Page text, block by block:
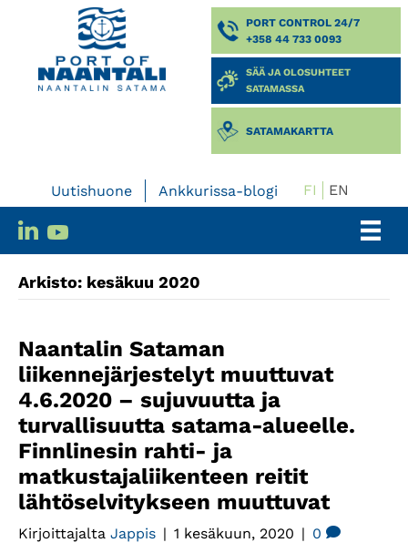
PORT CONTROL 24/7
+358 44 733 0093
SÄÄ JA OLOSUHTEET
SATAMASSA
SATAMAKARTTA
Uutishuone Ankkurissa-blogi FI EN
Arkisto: kesäkuu 2020
Naantalin Sataman
liikennejärjestelyt muuttuvat
4.6.2020 – sujuvuutta ja
turvallisuutta satama-alueelle.
Finnlinesin rahti- ja
matkustajaliikenteen reitit
lähtöselvitykseen muuttuvat
Kirjoittajalta Jappis | 1 kesäkuun, 2020 | 0